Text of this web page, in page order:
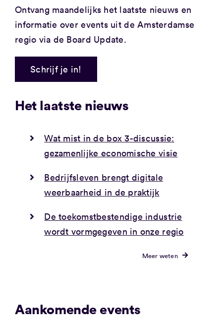
Ontvang maandelijks het laatste nieuws en
informatie over eventsuit de Amsterdamse
regio via de Board Update.
Schrijf je in!
Het laatste nieuws
Wat mist in de box 3-discussie:
gezamenlijke economische visie
Bedrijfsleven brengt digitale
weerbaarheid in de praktijk
De toekomstbestendige industrie
wordt vormgegeven in onze regio
Meer weten
Aankomende events